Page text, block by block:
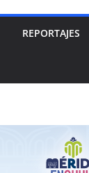
REPORTAJES